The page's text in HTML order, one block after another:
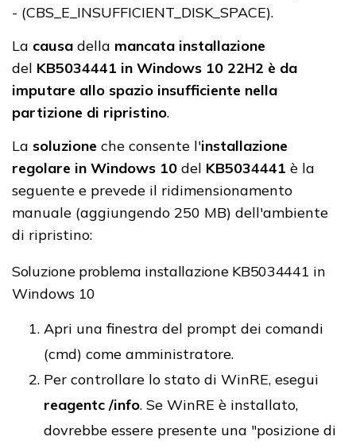
- (CBS_E_INSUFFICIENT_DISK_SPACE).
La causa della mancata installazione
del KB5034441 in Windows 10 22H2 è da
imputare allo spazio insufficiente nella
partizione di ripristino.
La soluzione che consente l'installazione
regolare in Windows 10 del KB5034441 è la
seguente e prevede il ridimensionamento
manuale (aggiungendo 250 MB) dell'ambiente
di ripristino:
Soluzione problema installazione KB5034441 in
Windows 10
Apri una finestra del prompt dei comandi
(cmd) come amministratore.
Per controllare lo stato di WinRE, esegui
reagentc /info. Se WinRE è installato,
dovrebbe essere presente una "posizione di